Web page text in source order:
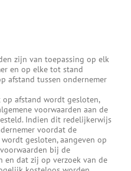
zijn van toepassing op elk
en op elke tot stand
afstand tussen ondernemer
afstand wordt gesloten,
voorwaarden aan de
Indien dit redelijkerwijs
voordat de
gesloten, aangeven op
bij de
en dat zij op verzoek van de